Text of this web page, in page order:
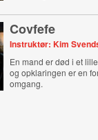
Covfefe
Instruktør: Kim
En mand er død i et
og opklaringen er en
omgang.